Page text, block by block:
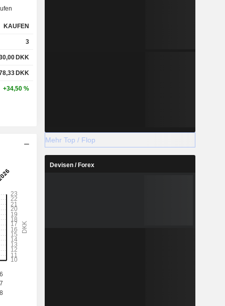
KAUFEN
3
DKK
DKK
+34,50 %
Mehr Top / Flop
Devisen / Forex